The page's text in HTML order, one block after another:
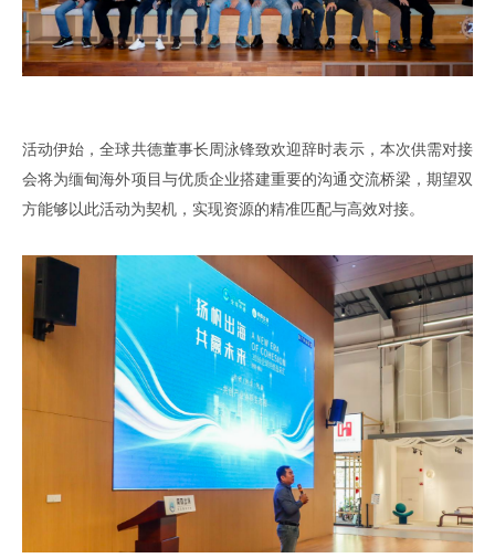
活动伊始 ，全球共德董事长周泳锋致欢迎辞时表示，本次供需对接
会将为缅甸海外项目 与优质企业搭建重要的沟通交流桥梁 ， 期望双
方能够以此活动为契机 ， 实现资源的精准匹配与高效对接。